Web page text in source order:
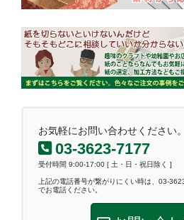
お気軽にお問い合わせください。
03-3623-7177
受付時間 9:00-17:00 [ 土・日・祝日除く ]
上記の電話番号が繋がりにくい時は、03-
でお電話ください。